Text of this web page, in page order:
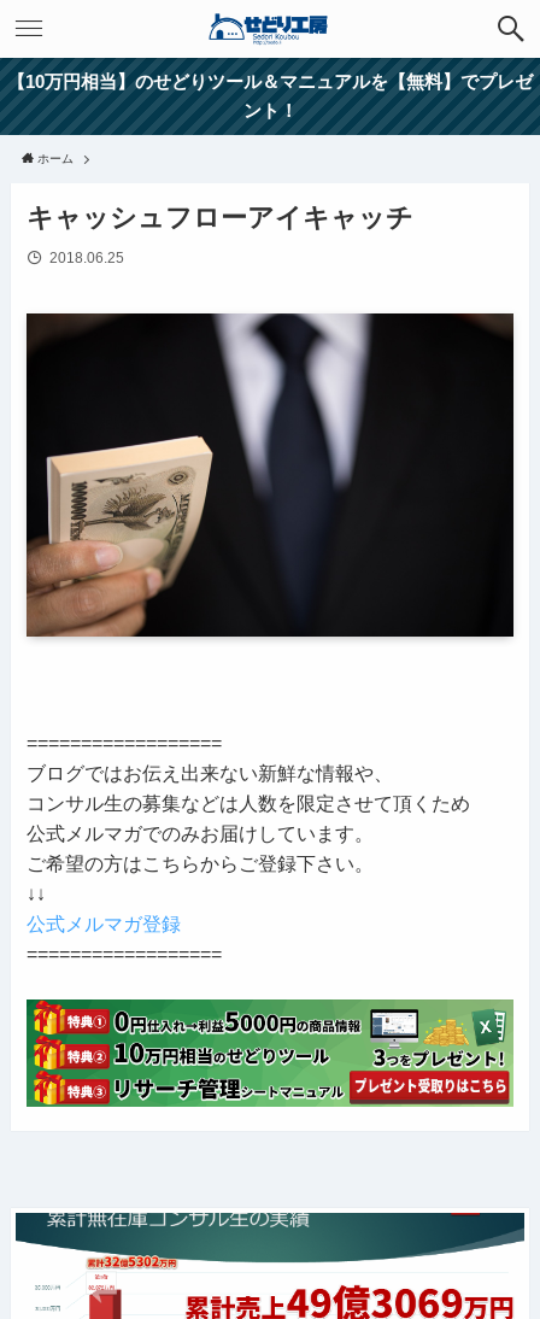
【10万円相当】のせどりツール＆マニュアルを【無料】でプレゼ
ント！
ホーム
キャッシュフローアイキャッチ
2018.06.25
==================
ブログではお伝え出来ない新鮮な情報や、
コンサル生の募集などは人数を限定させて頂くため
公式メルマガでのみお届けしています。
ご希望の方はこちらからご登録下さい。
↓↓
公式メルマガ登録
==================